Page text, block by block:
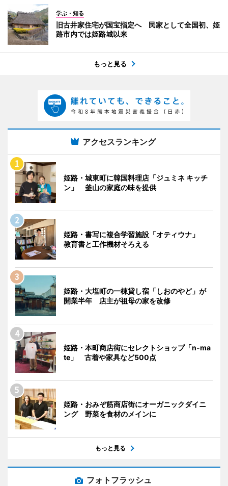
学ぶ・知る
旧古井家住宅が国宝指定へ 民家として全国初、姫
路市内では姫路城以来
もっと見る
アクセスランキング
姫路・城東町に韓国料理店「ジュミネ キッチ
ン」 釜山の家庭の味を提供
姫路・書写に複合学習施設「オティウナ」
教育書と工作機材そろえる
姫路・大塩町の一棟貸し宿「しおのやど」が
開業半年 店主が祖母の家を改修
姫路・本町商店街にセレクトショップ「n-ma
te」 古着や家具など500点
姫路・おみぞ筋商店街にオーガニックダイニ
ング 野菜を食材のメインに
もっと見る
フォトフラッシュ